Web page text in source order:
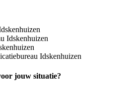
Idskenhuizen
Idskenhuizen
jouw situatie?